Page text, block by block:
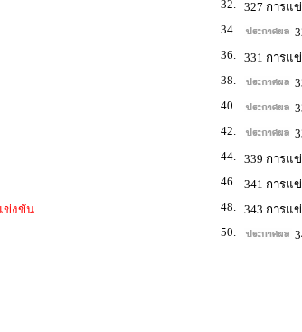
32. 327 การแ
34.
36. 331 การแ
38.
40.
42.
44. 339 การแ
46. 341 การแ
ข่งขัน 48. 343 การแ
50.